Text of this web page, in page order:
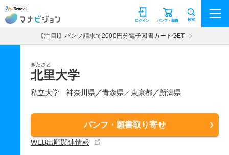
マナビジョン パンフ・願書
ログイン 検索
【注目!】パンフ請求で2000円分電子図書カードGET
きたさと
北里大学
私立大学 神奈川県／青森県／東京都／新潟県
パンフ・願書取り寄せ
WEB出願関連情報